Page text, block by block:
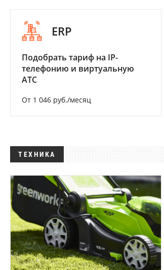
ERP
Подобрать тариф на IP-
телефонию и виртуальную
АТС
От 1 046 руб./месяц
ТЕХНИКА